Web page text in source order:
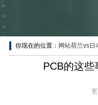
你现在的位置： 网站荷兰vs日
业界动态
PCB的这些